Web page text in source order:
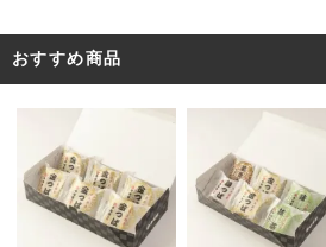
おすすめ商品